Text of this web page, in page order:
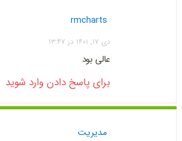
rmcharts
دی ۱۷, ۱۴۰۱ در ۱۳:۴۷
عالی بود
برای پاسخ دادن وارد شوید
مدیریت